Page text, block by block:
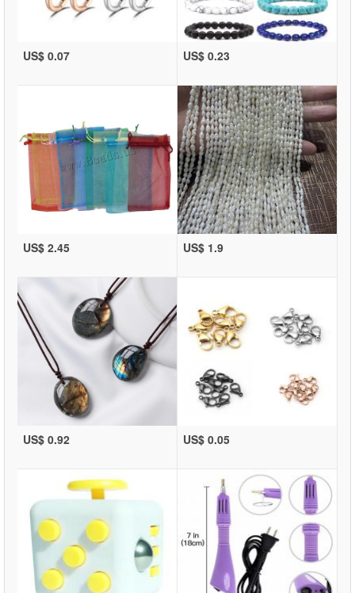
US$ 0.07 US$ 0.23
US$ 2.45 US$ 1.9
US$ 0.92 US$ 0.05